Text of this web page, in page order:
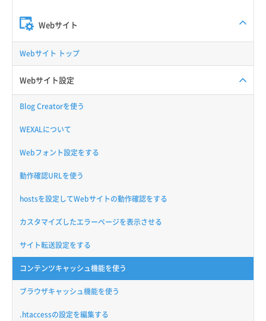
Webサイト
Webサイト トップ
Webサイト設定
Blog Creatorを使う
WEXALについて
Webフォント設定をする
動作確認URLを使う
hostsを設定してWebサイトの動作確認をする
カスタマイズしたエラーページを表示させる
サイト転送設定をする
コンテンツキャッシュ機能を使う
ブラウザキャッシュ機能を使う
.htaccessの設定を編集する